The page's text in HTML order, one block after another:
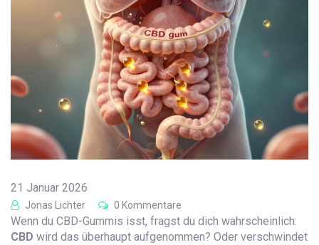
21 Januar 2026
Jonas Lichter 0 Kommentare
Wenn du CBD-Gummis isst, fragst du dich wahrscheinlich:
CBD wird das überhaupt aufgenommen? Oder verschwindet